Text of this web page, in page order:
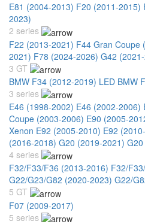
E81 (2004-2013) F20 (2011-2015)
2023)
2 series
F22 (2013-2021) F44 Gran Coupe
2021) F78 (2024-2026) G42
3 GT
BMW F34 (2012-2019) LED BMW
3 series
E46 (1998-2002) E46 (2002-2006)
Coupe (2003-2006) E90 (2005-
Xenon E92 (2005-2010) E92
(2016-2018) G20 (2019-2021)
4 series
F32/F33/F36 (2013-2016) F32/
G22/G23/G82 (2020-2023) G22/
5 GT
F07 (2009-2017)
5 series